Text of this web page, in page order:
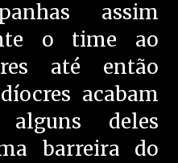
assim
o time ao
até então
acabam
deles
barreira do